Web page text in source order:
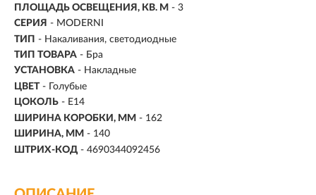
ПЛОЩАДЬ ОСВЕЩЕНИЯ, КВ. М - 3
СЕРИЯ - MODERNI
ТИП - Накаливания, светодиодные
ТИП ТОВАРА - Бра
УСТАНОВКА - Накладные
ЦВЕТ - Голубые
ЦОКОЛЬ - E14
ШИРИНА КОРОБКИ, ММ - 162
ШИРИНА, ММ - 140
ШТРИХ-КОД - 4690344092456